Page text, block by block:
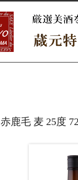
赤鹿毛 麦 25度